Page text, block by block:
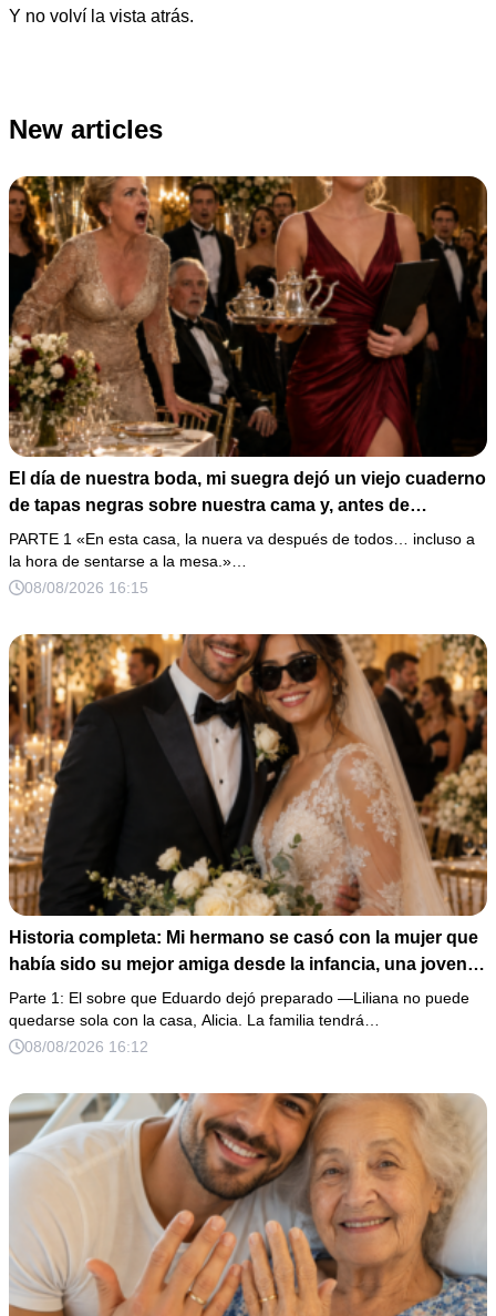
Y no volví la vista atrás.
New articles
El día de nuestra boda, mi suegra dejó un viejo cuaderno
de tapas negras sobre nuestra cama y, antes de
marcharse, dijo: «En esta familia todos deben cumplir
una misma regla…».
PARTE 1 «En esta casa, la nuera va después de todos… incluso a
la hora de sentarse a la mesa.»…
08/08/2026 16:15
Historia completa: Mi hermano se casó con la mujer que
había sido su mejor amiga desde la infancia, una joven
ciega a la que protegió durante toda su vida. Tras su
fallecimiento, ella me entregó un sobre y me confesó la
verdadera razón por la que él la eligió a ella por encima
Parte 1: El sobre que Eduardo dejó preparado —Liliana no puede
quedarse sola con la casa, Alicia. La familia tendrá…
08/08/2026 16:12